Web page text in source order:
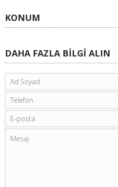
KONUM
DAHA FAZLA BİLGİ ALIN